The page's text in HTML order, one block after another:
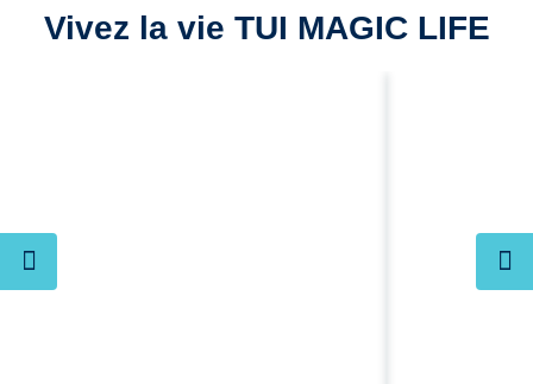
Vivez la vie TUI MAGIC LIFE